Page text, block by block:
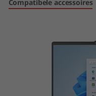
Compatibele accessoires